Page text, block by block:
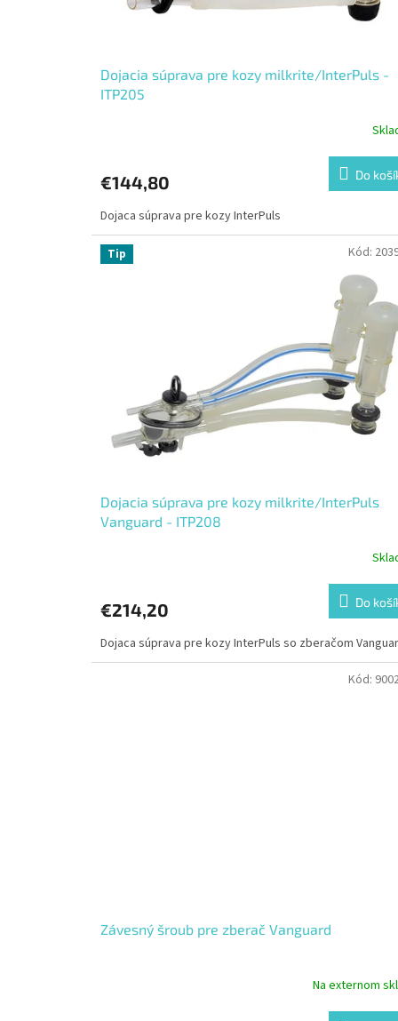
Dojacia súprava pre kozy milkrite/InterPuls -
ITP205
€144,80 Do
Dojaca súprava pre kozy InterPuls
Tip
Dojacia súprava pre kozy milkrite/InterPuls
Vanguard - ITP208
€214,20 Do
Dojaca súprava pre kozy InterPuls so zberačom
Kód:
Závesný šroub pre zberač Vanguard
Na externom
Kód: